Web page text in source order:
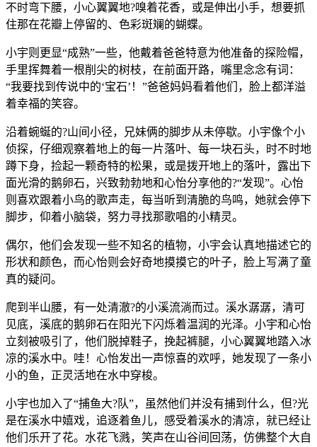
不时弯下腰，小心翼翼地?嗅着花香，或是伸出小手，想要抓
住那在花瓣上停留的、色彩斑斓的蝴蝶。
小宇则更显“成熟”一些，他戴着爸爸特意为他准备的探险帽，
手里挥舞着一根削尖的树枝，在前面开路，嘴里念念有词：
“我要找到传说中的‘宝石’！”爸爸妈妈看着他们，脸上都洋溢
着幸福的笑容。
沿着蜿蜒的?山间小径，兄妹俩的脚步从未停歇。小宇像个小
侦探，仔细观察着地上的每一片落叶、每一块石头，时不时地
蹲下身，捡起一颗奇特的松果，或是拨开地上的落叶，露出下
面光滑的鹅卵石，兴致勃勃地和心怡分享他的?“发现”。心怡
则喜欢跟着小鸟的歌声走，每当听到清脆的鸟鸣，她就会停下
脚步，仰着小脑袋，努力寻找那歌唱的小精灵。
偶尔，他们会发现一些不知名的植物，小宇会认真地描述它的
形状和颜色，而心怡则会好奇地摸摸它的叶子，脸上写满了童
真的疑问。
爬到半山腰，有一处清澈?的小溪流淌而过。溪水潺潺，清可
见底，溪底的鹅卵石在阳光下闪烁着温润的光泽。小宇和心怡
立刻被吸引了，他们脱掉鞋子，挽起裤腿，小心翼翼地踏入冰
凉的溪水中。哇！心怡发出一声惊喜的欢呼，她发现了一条小
小的鱼，正灵活地在水中穿梭。
小宇也加入了“捕鱼大?队”，虽然他们并没有捕到什么，但?光
是在溪水中嬉戏，追逐着鱼儿，感受着溪水的清凉，就已经让
他们乐开了花。水花飞溅，笑声在山谷间回荡，仿佛整个大自